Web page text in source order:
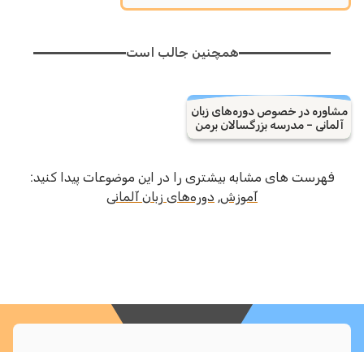
همچنین جالب است
مشاوره در خصوص دوره‌های زبان
آلمانی – مدرسه بزرگسالان برمن
فهرست های مشابه بیشتری را در این موضوعات پیدا کنید:
آموزش, دوره‌های زبان آلمانی